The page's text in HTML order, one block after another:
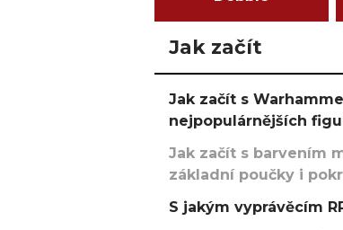
Jak začít
Jak začít s
nejpopulárnějších
Jak začít s barvením
základní poučky i
S jakým vyprávěcím